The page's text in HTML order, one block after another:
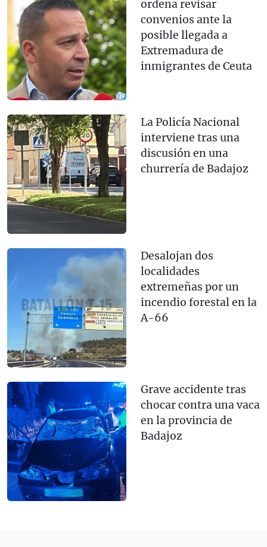
ordena revisar
convenios ante la
posible llegada a
Extremadura de
inmigrantes de Ceuta
La Policía Nacional
interviene tras una
discusión en una
churrería de Badajoz
Desalojan dos
localidades
extremeñas por un
incendio forestal en la
A-66
Grave accidente tras
chocar contra una vaca
en la provincia de
Badajoz